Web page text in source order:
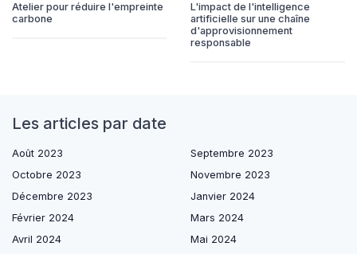
Atelier pour réduire l'empreinte
carbone
L'impact de l'intelligence
artificielle sur une chaîne
d'approvisionnement
responsable
Les articles par date
Août 2023
Septembre 2023
Octobre 2023
Novembre 2023
Décembre 2023
Janvier 2024
Février 2024
Mars 2024
Avril 2024
Mai 2024